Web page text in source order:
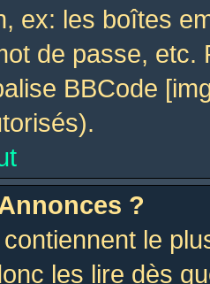
ex: les boîtes
de passe,
BBCode
?
le
les lire dès